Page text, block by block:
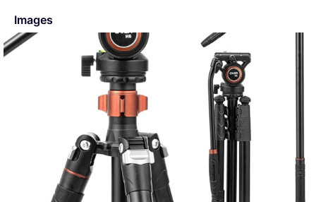
Images